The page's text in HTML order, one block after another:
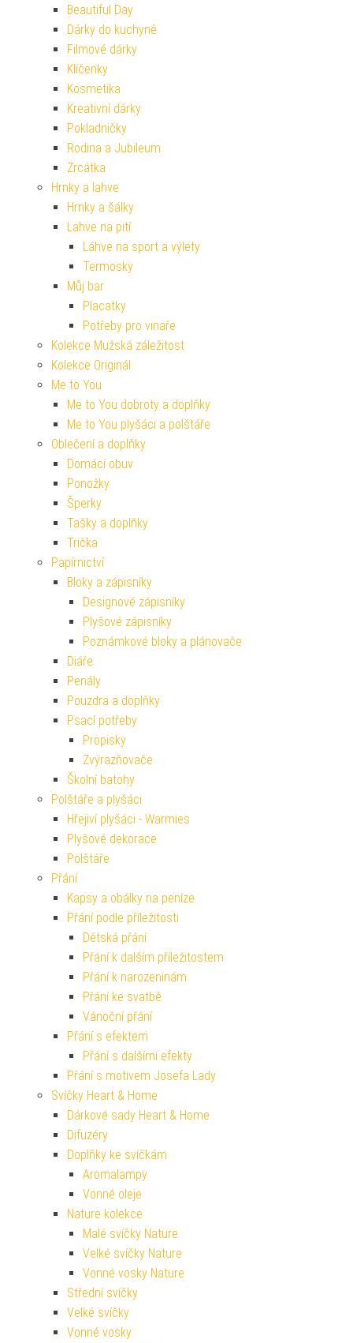
Beautiful Day
Dárky do kuchyně
Filmové dárky
Klíčenky
Kosmetika
Kreativní dárky
Pokladničky
Rodina a Jubileum
Zrcátka
Hrnky a lahve
Hrnky a šálky
Lahve na pití
Láhve na sport a výlety
Termosky
Můj bar
Placatky
Potřeby pro vinaře
Kolekce Mužská záležitost
Kolekce Originál
Me to You
Me to You dobroty a doplňky
Me to You plyšáci a polštáře
Oblečení a doplňky
Domácí obuv
Ponožky
Šperky
Tašky a doplňky
Trička
Papírnictví
Bloky a zápisníky
Designové zápisníky
Plyšové zápisníky
Poznámkové bloky a plánovače
Diáře
Penály
Pouzdra a doplňky
Psací potřeby
Propisky
Zvýrazňovače
Školní batohy
Polštáře a plyšáci
Hřejiví plyšáci - Warmies
Plyšové dekorace
Polštáře
Přání
Kapsy a obálky na peníze
Přání podle příležitosti
Dětská přání
Přání k dalším příležitostem
Přání k narozeninám
Přání ke svatbě
Vánoční přání
Přání s efektem
Přání s dalšími efekty
Přání s motivem Josefa Lady
Svíčky Heart & Home
Dárkové sady Heart & Home
Difuzéry
Doplňky ke svíčkám
Aromalampy
Vonné oleje
Nature kolekce
Malé svíčky Nature
Velké svíčky Nature
Vonné vosky Nature
Střední svíčky
Velké svíčky
Vonné vosky